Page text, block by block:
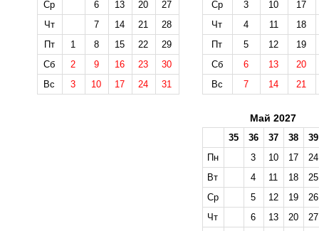
Ср
6 13 20
27
Чт
7 14 21
28
Пт
1 8 15 22
29
Сб
2 9 16 23
30
Вс
3 10 17 24 31
Ср
3 10
17
Чт
4 11
18
Пт
5 12
19
Сб
6 13
20
Вс
7 14 21
Май 2027
35 36 37 38
39
Пн
3 10 17
24
Вт
4 11 18
25
Ср
5 12 19
26
Чт
6 13 20
27